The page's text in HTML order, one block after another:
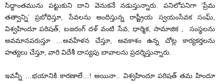
సిద్ధాంతమును పట్టుకుని దాని వెనుకనే నడుస్తున్నారు. పనిలోపనిగా ‘ప్రేమ
తత్వాన్ని’ ప్రబోధిస్తూ, సేవలను అందిస్తున్న రాష్ట్రీయ స్వయంసేవక సంఘ్,
విశ్వహిందూ పరిషత్, బజరంగ్ దళ్ వంటి సేవ, ధార్మిక, సామాజిక , సంస్థలను
అవమానపరుస్తూ …అవహేళన చేస్తూ, అవకాశం ఉన్న చోట్ల కార్యకర్తలను
హత్యలు చేస్తూ, వారి విదేశీ దాస్యపు బావాలను ప్రదర్శిస్తున్నారు.
ఇవన్నీ …భయానికి కారణాలే…! అయినా.. విశ్వహిందూ పరిషత్ తమ హిందూ